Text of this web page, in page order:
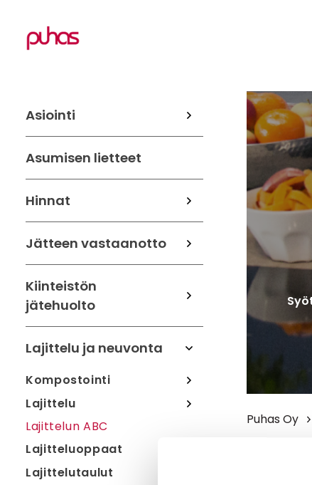
Asiointi
Asumisen lietteet
Hinnat
Jätteen vastaanotto
Kiinteistön
jätehuolto
Lajittelu ja neuvonta
Kompostointi
Lajittelu
Lajittelun ABC
Lajitteluoppaat
Lajittelutaulut
Puhas Oy